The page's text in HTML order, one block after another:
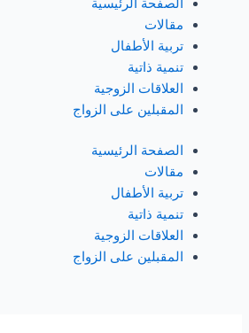
الصفحة الرئيسية
مقالات
تربية الأطفال
تنمية ذاتية
العلاقات الزوجية
المقبلين على الزواج
الصفحة الرئيسية
مقالات
تربية الأطفال
تنمية ذاتية
العلاقات الزوجية
المقبلين على الزواج